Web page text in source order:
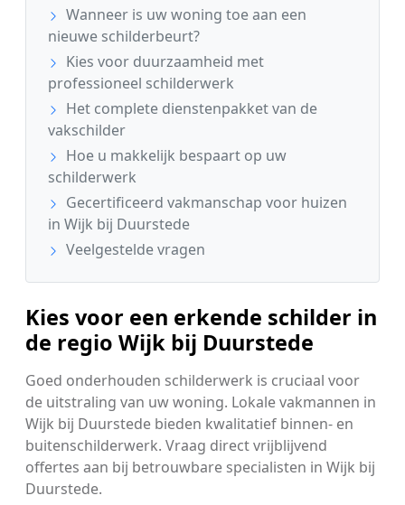
Wanneer is uw woning toe aan een
nieuwe schilderbeurt?
Kies voor duurzaamheid met
professioneel schilderwerk
Het complete dienstenpakket van de
vakschilder
Hoe u makkelijk bespaart op uw
schilderwerk
Gecertificeerd vakmanschap voor huizen
in Wijk bij Duurstede
Veelgestelde vragen
Kies voor een erkende schilder in
de regio Wijk bij Duurstede
Goed onderhouden schilderwerk is cruciaal voor
de uitstraling van uw woning. Lokale vakmannen in
Wijk bij Duurstede bieden kwalitatief binnen- en
buitenschilderwerk. Vraag direct vrijblijvend
offertes aan bij betrouwbare specialisten in Wijk bij
Duurstede.